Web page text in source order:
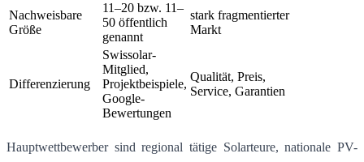
Nachweisbare
Größe
11–20 bzw. 11–
50 öffentlich
genannt
stark fragmentierter
Markt
Differenzierung
Swissolar-
Mitglied,
Projektbeispiele,
Google-
Bewertungen
Qualität, Preis,
Service, Garantien
Hauptwettbewerber sind regional tätige Solarteure, nationale PV-